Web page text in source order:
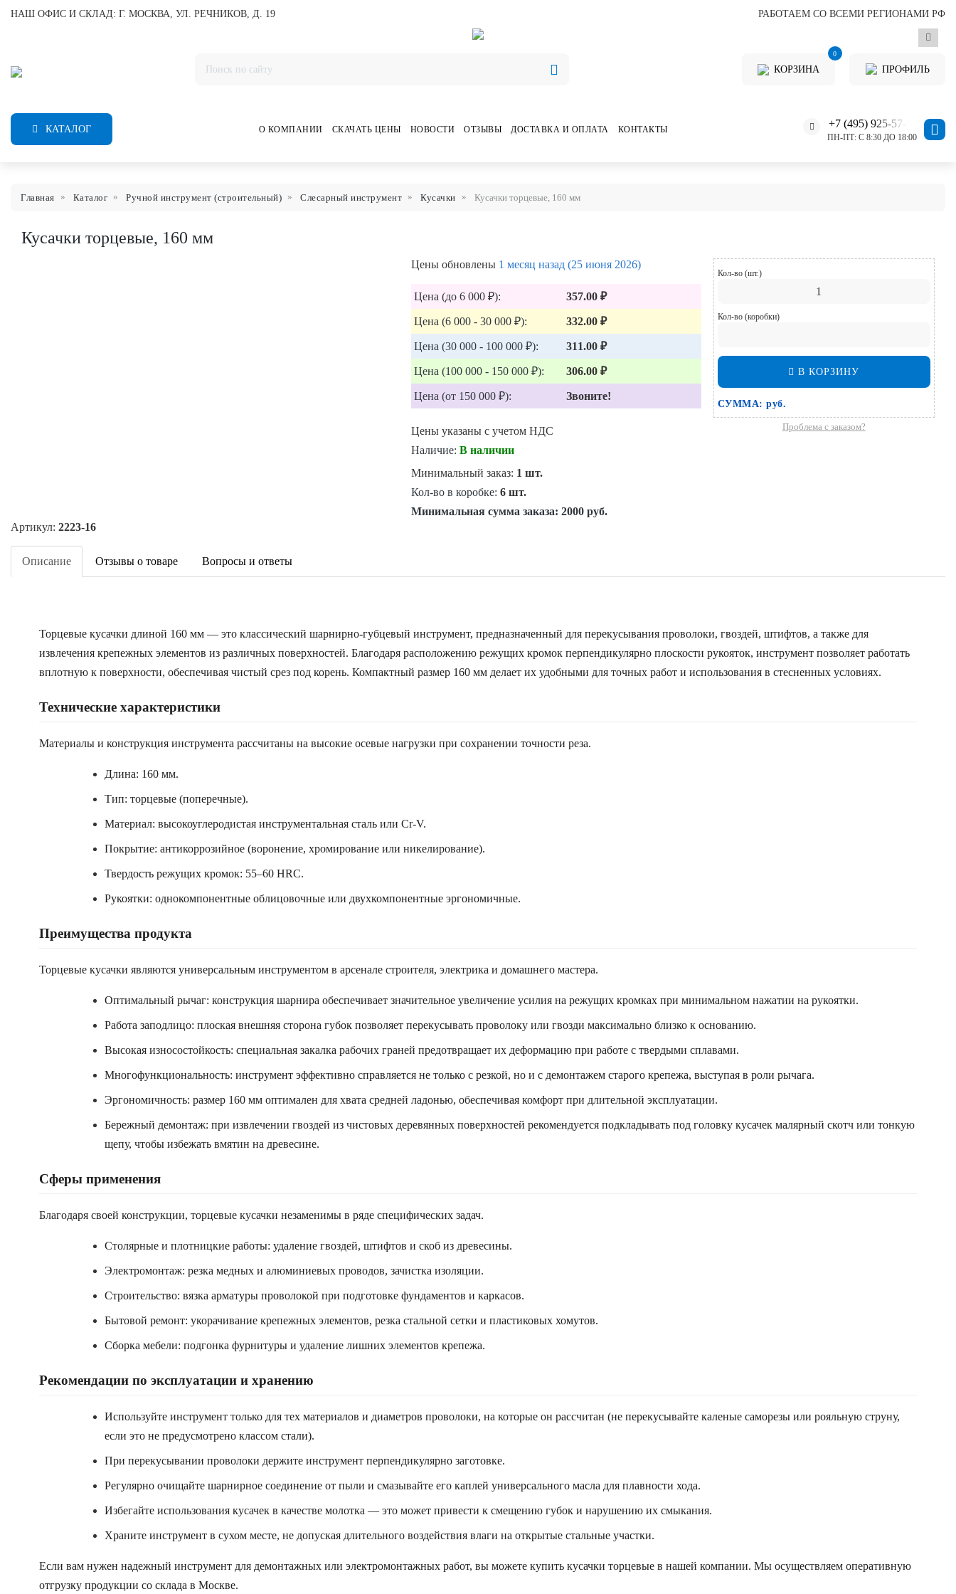
НАШ ОФИС И СКЛАД: Г. МОСКВА, УЛ. РЕЧНИКОВ, Д. 19 РАБОТАЕМ СО ВСЕМИ РЕГИОНАМИ РФ
КОРЗИНА
0
ПРОФИЛЬ
КАТАЛОГ О КОМПАНИИ СКАЧАТЬ ЦЕНЫ НОВОСТИ ОТЗЫВЫ ДОСТАВКА И ОПЛАТА КОНТАКТЫ +7 (495) 925-57-11
ПН-ПТ: С 8:30 ДО 18:00
Главная Каталог Ручной инструмент (строительный) Слесарный инструмент Кусачки Кусачки торцевые, 160 мм
Кусачки торцевые, 160 мм
Цены обновлены 1 месяц назад (25 июня 2026)
Цена (до 6 000 ₽): 357.00 ₽
Цена (6 000 - 30 000 ₽): 332.00 ₽
Цена (30 000 - 100 000 ₽): 311.00 ₽
Цена (100 000 - 150 000 ₽): 306.00 ₽
Цена (от 150 000 ₽): Звоните!
Цены указаны с учетом НДС
Наличие: В наличии
Минимальный заказ: 1 шт.
Кол-во в коробке: 6 шт.
Минимальная сумма заказа: 2000 руб.
Кол-во (шт.)
Кол-во (коробки)
В КОРЗИНУ
СУММА: руб.
Проблема с заказом?
Артикул: 2223-16
Описание Отзывы о товаре Вопросы и ответы
Торцевые кусачки длиной 160 мм — это классический шарнирно-губцевый инструмент, предназначенный для перекусывания проволоки, гвоздей, штифтов, а также для
извлечения крепежных элементов из различных поверхностей. Благодаря расположению режущих кромок перпендикулярно плоскости рукояток, инструмент позволяет работать
вплотную к поверхности, обеспечивая чистый срез под корень. Компактный размер 160 мм делает их удобными для точных работ и использования в стесненных условиях.
Технические характеристики
Материалы и конструкция инструмента рассчитаны на высокие осевые нагрузки при сохранении точности реза.
Длина: 160 мм.
Тип: торцевые (поперечные).
Материал: высокоуглеродистая инструментальная сталь или Cr-V.
Покрытие: антикоррозийное (воронение, хромирование или никелирование).
Твердость режущих кромок: 55–60 HRC.
Рукоятки: однокомпонентные облицовочные или двухкомпонентные эргономичные.
Преимущества продукта
Торцевые кусачки являются универсальным инструментом в арсенале строителя, электрика и домашнего мастера.
Оптимальный рычаг: конструкция шарнира обеспечивает значительное увеличение усилия на режущих кромках при минимальном нажатии на рукоятки.
Работа заподлицо: плоская внешняя сторона губок позволяет перекусывать проволоку или гвозди максимально близко к основанию.
Высокая износостойкость: специальная закалка рабочих граней предотвращает их деформацию при работе с твердыми сплавами.
Многофункциональность: инструмент эффективно справляется не только с резкой, но и с демонтажем старого крепежа, выступая в роли рычага.
Эргономичность: размер 160 мм оптимален для хвата средней ладонью, обеспечивая комфорт при длительной эксплуатации.
Бережный демонтаж: при извлечении гвоздей из чистовых деревянных поверхностей рекомендуется подкладывать под головку кусачек малярный скотч или тонкую
щепу, чтобы избежать вмятин на древесине.
Сферы применения
Благодаря своей конструкции, торцевые кусачки незаменимы в ряде специфических задач.
Столярные и плотницкие работы: удаление гвоздей, штифтов и скоб из древесины.
Электромонтаж: резка медных и алюминиевых проводов, зачистка изоляции.
Строительство: вязка арматуры проволокой при подготовке фундаментов и каркасов.
Бытовой ремонт: укорачивание крепежных элементов, резка стальной сетки и пластиковых хомутов.
Сборка мебели: подгонка фурнитуры и удаление лишних элементов крепежа.
Рекомендации по эксплуатации и хранению
Используйте инструмент только для тех материалов и диаметров проволоки, на которые он рассчитан (не перекусывайте каленые саморезы или рояльную струну,
если это не предусмотрено классом стали).
При перекусывании проволоки держите инструмент перпендикулярно заготовке.
Регулярно очищайте шарнирное соединение от пыли и смазывайте его каплей универсального масла для плавности хода.
Избегайте использования кусачек в качестве молотка — это может привести к смещению губок и нарушению их смыкания.
Храните инструмент в сухом месте, не допуская длительного воздействия влаги на открытые стальные участки.
Если вам нужен надежный инструмент для демонтажных или электромонтажных работ, вы можете купить кусачки торцевые в нашей компании. Мы осуществляем оперативную
отгрузку продукции со склада в Москве.